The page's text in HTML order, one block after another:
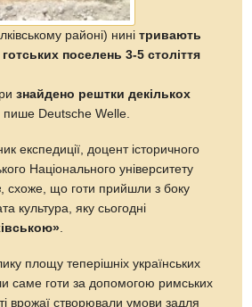
районі) нинітривають
поселень 3-5 століття
знайдено рештки декількох
, пише Deutsche Welle.
експедиції, доцент історичного
Національного університету
, схоже, що готи прийшли з боку
культура, яку сьогодні
площу теперішніх українських
саме готи за допомогою римських
врожаї створювали умови задля